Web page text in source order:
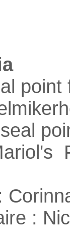
point
: